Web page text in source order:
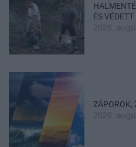
ÉS
2026.
ZÁPOROK,
2026.